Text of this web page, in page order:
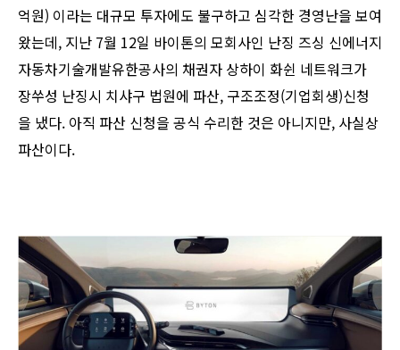
억원) 이라는 대규모 투자에도 불구하고 심각한 경영난을 보여
왔는데, 지난 7월 12일 바이톤의 모회사인 난징 즈싱 신에너지
자동차기술개발유한공사의 채권자 상하이 화쉰 네트워크가
장쑤성 난징시 치샤구 법원에 파산, 구조조정(기업회생)신청
을 냈다. 아직 파산 신청을 공식 수리한 것은 아니지만, 사실상
파산이다.